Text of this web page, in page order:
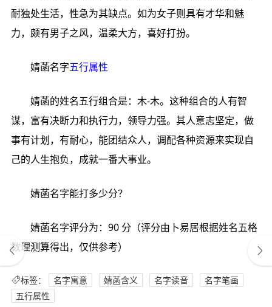
耐独处生活，性急为其缺点。如为女子则具有才华和魅
力，颇有男子之风，温柔大方，喜好打扮。
婧菡名字五行属性
婧菡的姓名五行组合是：木-木。这种组合的人有智
谋，富有决断力和执行力，领导力强。其人意志坚定，做
事有计划，有耐心，能团结众人，调配各种资源来实现自
己的人生抱负，成就一番大事业。
婧菡名字能打多少分？
婧菡名字评分为：90 分（评分由卜易居根据姓名五格
数理测算得出，仅供参考）
标签： 名字寓意 婧菡含义 名字读音
名字笔画
五行属性